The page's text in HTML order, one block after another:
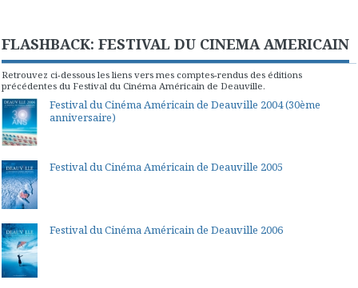
FLASHBACK: FESTIVAL DU CINEMA AMERICAIN
Retrouvez ci-dessous les liens vers mes comptes-rendus des éditions
précédentes du Festival du Cinéma Américain de Deauville.
Festival du Cinéma Américain de Deauville 2004 (30ème
anniversaire)
Festival du Cinéma Américain de Deauville 2005
Festival du Cinéma Américain de Deauville 2006